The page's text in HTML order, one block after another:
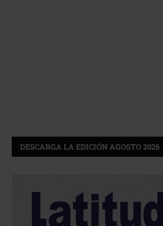
DESCARGA LA EDICIÓN AGOSTO 2026